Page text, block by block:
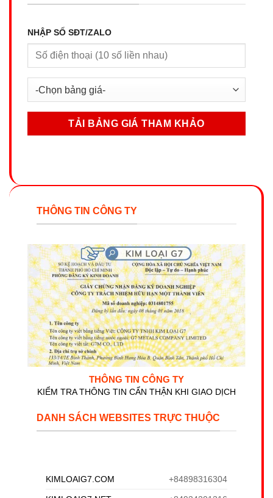
NHẬP SỐ SĐT/ZALO
THÔNG TIN CÔNG TY
THÔNG TIN CÔNG TY
KIỂM TRA THÔNG TIN CẨN THẬN KHI GIAO DỊCH
DANH SÁCH WEBSITES TRỰC THUỘC
KIMLOAIG7.COM +84898316304